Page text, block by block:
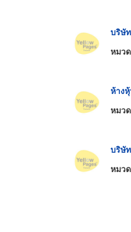
บริษั
หมว
ห้าง
หมว
บริษั
หมว